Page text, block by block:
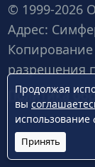
© 1999-2026
Адрес:
разрешения
Политика
Продолжая
вы
использование
Принять